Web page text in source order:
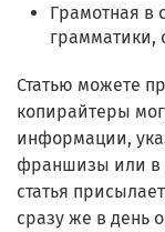
Грамотная
грамматики,
Статью можете
копирайтеры
информации,
франшизы или в
статья
сразу же в день